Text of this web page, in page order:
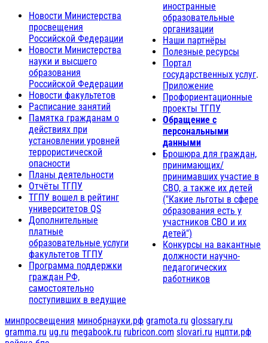
Новости Министерства
просвещения
Российской Федерации
Новости Министерства
науки и высшего
образования
Российской Федерации
Новости факультетов
Расписание занятий
Памятка гражданам о
действиях при
установлении уровней
террористической
опасности
Планы деятельности
Отчёты ТГПУ
ТГПУ вошел в рейтинг
университетов QS
Дополнительные
платные
образовательные услуги
факультетов ТГПУ
Программа поддержки
граждан РФ,
самостоятельно
поступивших в ведущие
иностранные
образовательные
организации
Наши партнёры
Полезные ресурсы
Портал
государственных услуг.
Приложение
Профориентационные
проекты ТГПУ
Обращение с
персональными
данными
Брошюра для граждан,
принимающих/
принимавших участие в
СВО, а также их детей
("Какие льготы в сфере
образования есть у
участников СВО и их
детей")
Конкурсы на вакантные
должности научно-
педагогических
работников
минпросвещения минобрнауки.рф gramota.ru glossary.ru
gramma.ru ug.ru megabook.ru rubricon.com slovari.ru нцпти.рф